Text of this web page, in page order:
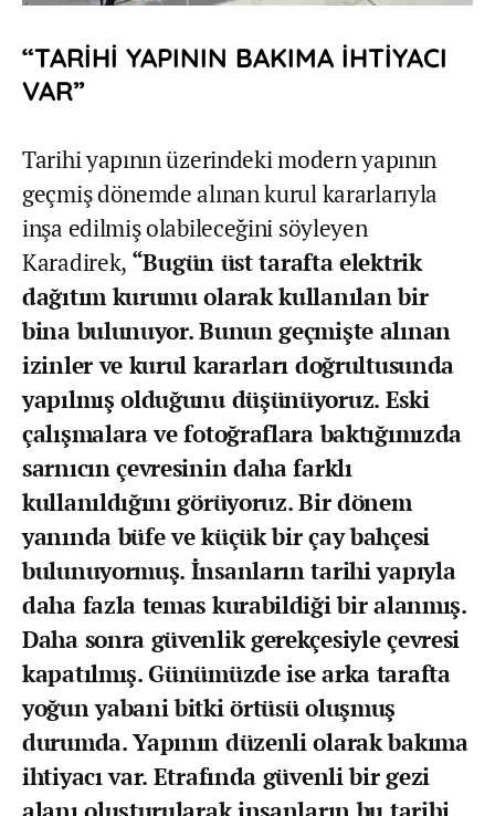
“TARİHİ YAPININ BAKIMA İHTİYACI
VAR”
Tarihi yapının üzerindeki modern yapının
geçmiş dönemde alınan kurul kararlarıyla
inşa edilmiş olabileceğini söyleyen
Karadirek, “Bugün üst tarafta elektrik
dağıtım kurumu olarak kullanılan bir
bina bulunuyor. Bunun geçmişte alınan
izinler ve kurul kararları doğrultusunda
yapılmış olduğunu düşünüyoruz. Eski
çalışmalara ve fotoğraflara baktığımızda
sarnıcın çevresinin daha farklı
kullanıldığını görüyoruz. Bir dönem
yanında büfe ve küçük bir çay bahçesi
bulunuyormuş. İnsanların tarihi yapıyla
daha fazla temas kurabildiği bir alanmış.
Daha sonra güvenlik gerekçesiyle çevresi
kapatılmış. Günümüzde ise arka tarafta
yoğun yabani bitki örtüsü oluşmuş
durumda. Yapının düzenli olarak bakıma
ihtiyacı var. Etrafında güvenli bir gezi